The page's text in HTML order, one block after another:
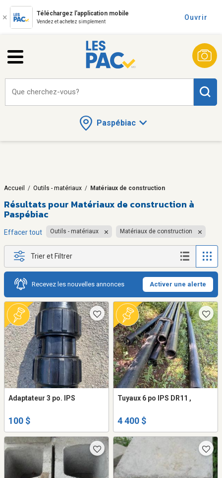
Téléchargez l'application mobile
Vendez et achetez simplement
Ouvrir
Paspébiac
Que cherchez-vous?
Accueil / Outils - matériaux / Matériaux de construction
Résultats pour Matériaux de construction à
Paspébiac
Effacer tout Outils - matériaux Matériaux de construction
Trier et Filtrer
Recevez les nouvelles annonces Activer une alerte
Adaptateur 3 po. IPS
100 $
Tuyaux 6 po IPS DR11 ,
4 400 $